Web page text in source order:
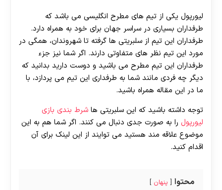
لیورپول یکی از تیم های مطرح انگلیسی می باشد که
طرفداران بسیاری در سراسر جهان برای خود به همراه دارد.
طرفداران این تیم از سلبریتی ها گرفته تا شهروندان، همگی در
مورد این تیم نظر های متفاوتی دارند. اگر شما نیز جزء
طرفداران این تیم مطرح می باشید و دوست دارید بدانید که
دیگر چه فردی مانند شما به طرفداری این تیم می پردازد، با
ما در این مقاله همراه باشید.
توجه داشته باشید که این سلبریتی ها شرط بندی بازی
لیورپول را به صورت جدی دنبال می کنند. اگر شما هم به این
موضوع علاقه مند هستید می توایند از این لینک برای آن
اقدام کنید.
محتوا پنهان